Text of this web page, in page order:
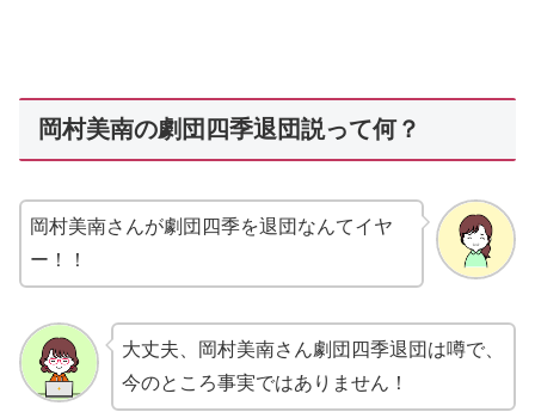
岡村美南の劇団四季退団説って何？
岡村美南さんが劇団四季を退団なんてイヤ
ー！！
大丈夫、岡村美南さん劇団四季退団は噂で、
今のところ事実ではありません！